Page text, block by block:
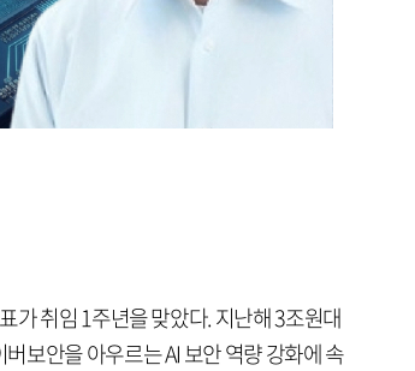
가 취임 1주년을 맞았다. 지난해 3조원대
보안을 아우르는 AI 보안 역량 강화에 속